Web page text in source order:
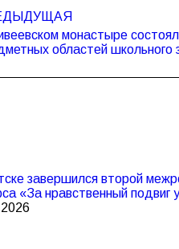
монастыре
областей школьного
завершился второй
«За нравственный подвиг